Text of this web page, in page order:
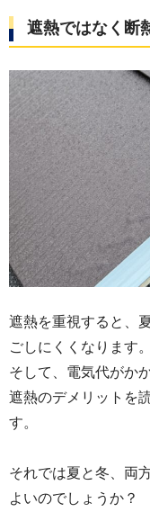
遮熱ではなく断
遮熱を重視すると、
ごしにくくなります。
そして、電気代がか
遮熱のデメリットを
す。
それでは夏と冬、両
よいのでしょうか？